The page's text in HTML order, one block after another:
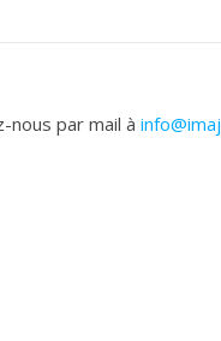
nous par mail à